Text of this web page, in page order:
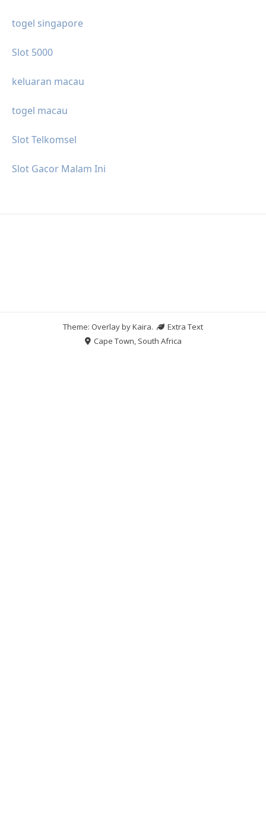
togel singapore
Slot 5000
keluaran macau
togel macau
Slot Telkomsel
Slot Gacor Malam Ini
Theme: Overlay byKaira.
Extra Text
Cape Town, South Africa